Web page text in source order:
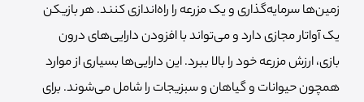
زمین‌ها سرمایه‌گذاری و یک مزرعه را راه‌اندازی کنند. هر بازیکن
یک آواتار مجازی دارد و می‌تواند با افزودن دارایی‌های درون
بازی، ارزش مزرعه خود را بالا ببرد. این دارایی‌ها بسیاری از موارد
همچون حیوانات و گیاهان و سبزیجات را شامل می‌شوند. برای